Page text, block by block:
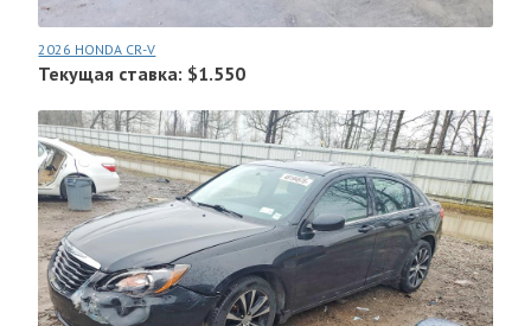
2026 HONDA CR-V
Текущая ставка: $1.550